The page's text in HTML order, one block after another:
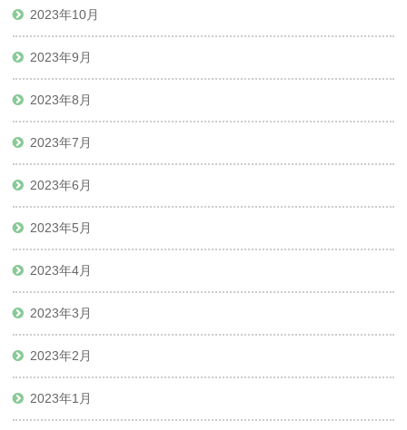
2023年10月
2023年9月
2023年8月
2023年7月
2023年6月
2023年5月
2023年4月
2023年3月
2023年2月
2023年1月